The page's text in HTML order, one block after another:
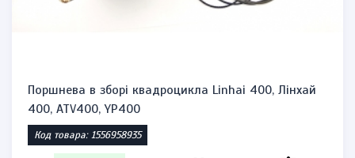
Поршнева в зборі квадроцикла Linhai 400, Лінхай
400, ATV400, YP400
Код товара: 1556958935